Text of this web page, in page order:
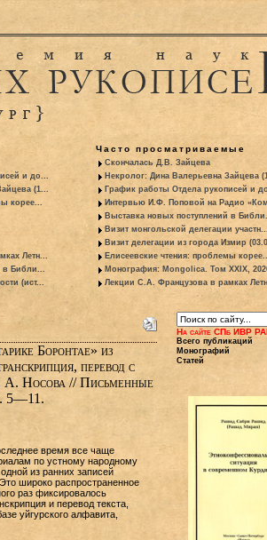
и до...
(1...
корее...
Летн...
в Библи...
(ист...
Часто просматриваемые
Скончалась Д.В. Зайцева
Некролог: Дина Валерьевна Зайцева
График работы Отдела рукописей и
Интервью И.Ф. Поповой на Радио
Выставка новых поступлений в
Визит монгольской делегации участн...
Визит делегации из города Измир
Елисеевские чтения: проблемы
Монография: Mongolica. Том XXIX,
Лекции С.А. Французова в рамках
Боронтае» из
перевод с
А. Носова // Письменные
5—11.
время все чаще
по устному народному
из ранних записей
широко распространенное
раз фиксировалось
и перевод текста,
уйгурского алфавита,
На сайте СПб ИВР
Всего публикаций
Монографий
Статей